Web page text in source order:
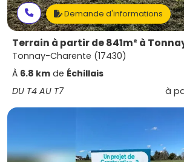
Demande d'informations
Terrain à partir de 841m² à
Tonnay-Charente (17430)
À 6.8 km de Échillais
DU T4 AU T7
à